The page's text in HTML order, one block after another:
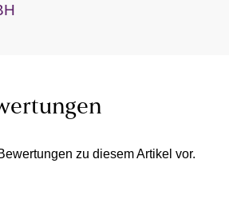
zu diesem Artikel vor.